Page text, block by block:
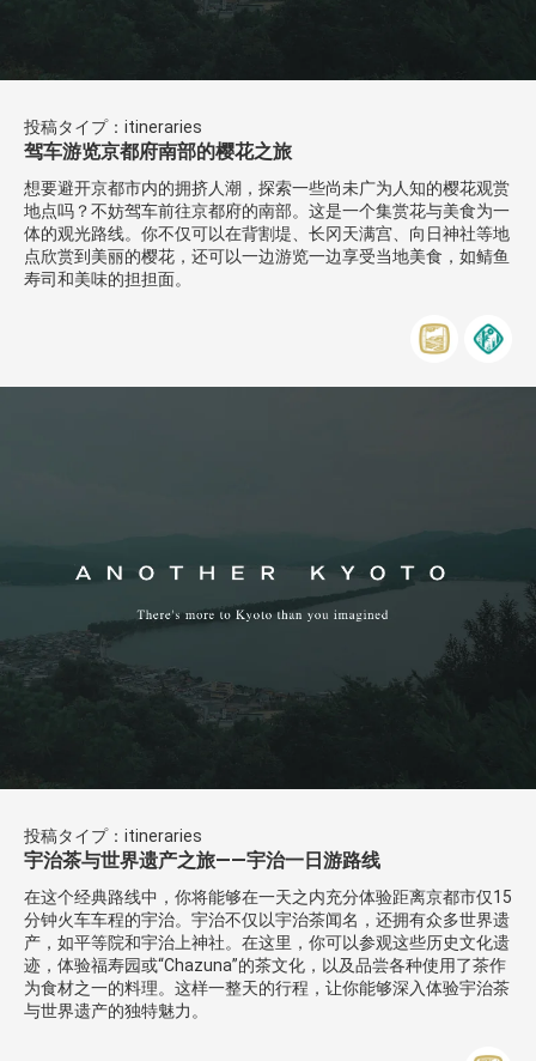
投稿タイプ：itineraries
驾车游览京都府南部的樱花之旅
想要避开京都市内的拥挤人潮，探索一些尚未广为人知的樱花观赏
地点吗？不妨驾车前往京都府的南部。这是一个集赏花与美食为一
体的观光路线。你不仅可以在背割堤、长冈天满宫、向日神社等地
点欣赏到美丽的樱花，还可以一边游览一边享受当地美食，如鲭鱼
寿司和美味的担担面。
投稿タイプ：itineraries
宇治茶与世界遗产之旅——宇治一日游路线
在这个经典路线中，你将能够在一天之内充分体验距离京都市仅15
分钟火车车程的宇治。宇治不仅以宇治茶闻名，还拥有众多世界遗
产，如平等院和宇治上神社。在这里，你可以参观这些历史文化遗
迹，体验福寿园或“Chazuna”的茶文化，以及品尝各种使用了茶作
为食材之一的料理。这样一整天的行程，让你能够深入体验宇治茶
与世界遗产的独特魅力。